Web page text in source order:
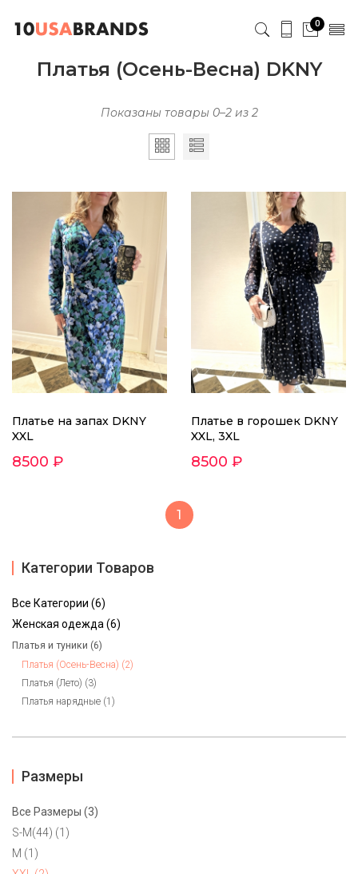
0
Платья (Осень-Весна) DKNY
Показаны товары 0–2 из 2
Платье на запах DKNY
XXL
8500 ₽
Платье в горошек DKNY
XXL, 3XL
8500 ₽
1
Категории Товаров
Все Категории (6)
Женская одежда (6)
Платья и туники (6)
Платья (Осень-Весна) (2)
Платья (Лето) (3)
Платья нарядные (1)
Размеры
Все Размеры (3)
S-M(44) (1)
M (1)